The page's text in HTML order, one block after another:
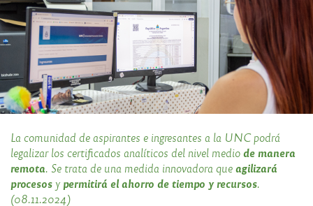
La comunidad de aspirantes e ingresantes a la UNC podrá
legalizar los certificados analíticos del nivel medio de manera
remota . Se trata de una medida innovadora que agilizará
procesos y permitirá el ahorro de tiempo y recursos
(08.11.2024)